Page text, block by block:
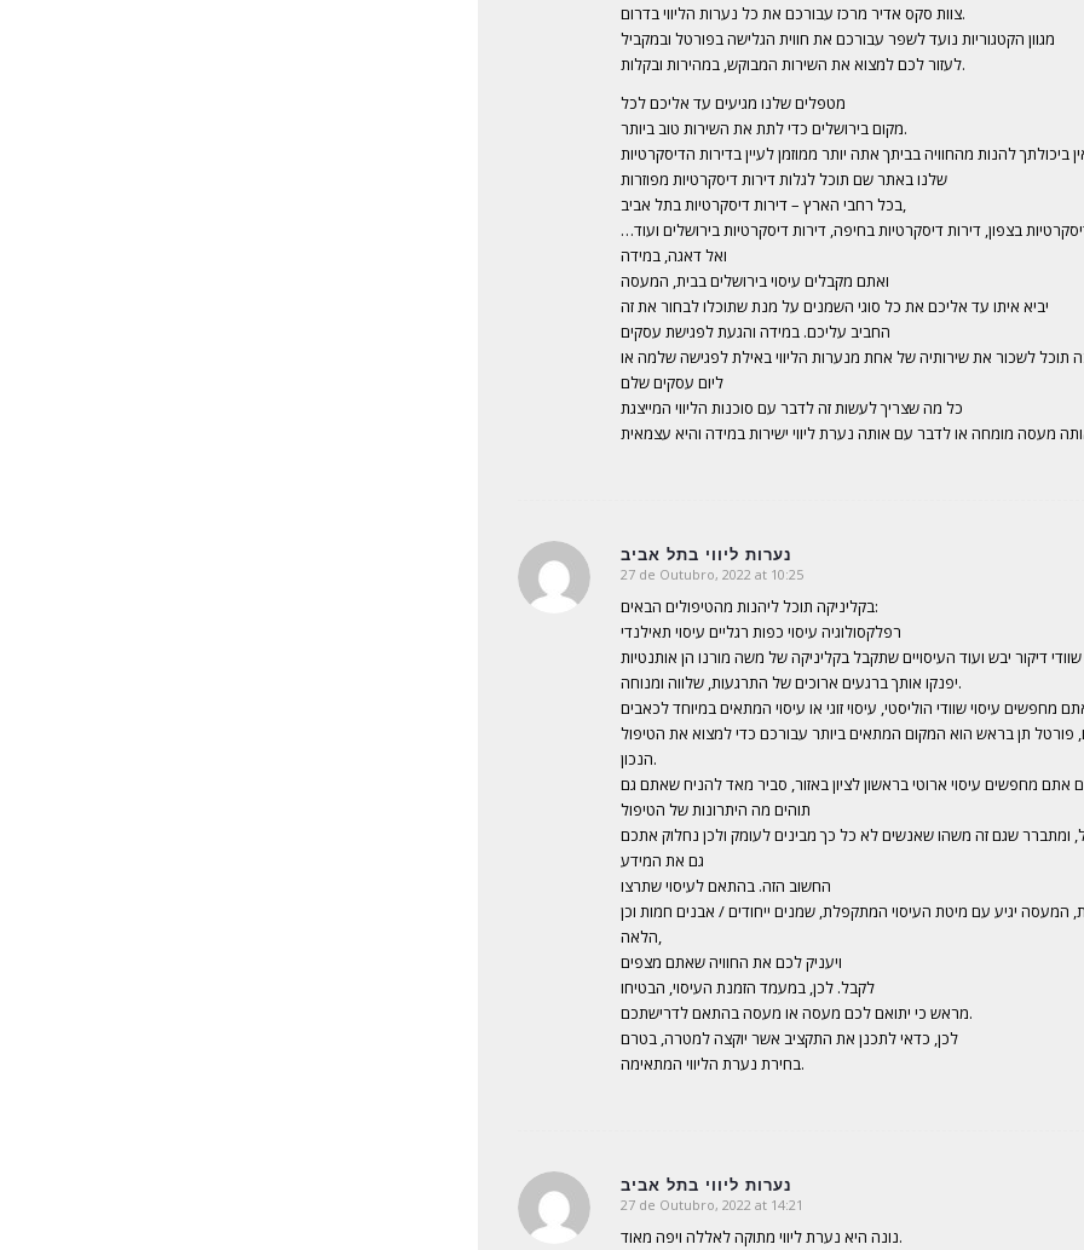
צוות סקס אדיר מרכז עבורכם את כל נערות הליווי בדרום.
מגוון הקטגוריות נועד לשפר עבורכם את חווית הגלישה בפורטל ובמקביל
לעזור לכם למצוא את השירות המבוקש, במהירות ובקלות.
מטפלים שלנו מגיעים עד אליכם לכל
מקום בירושלים כדי לתת את השירות טוב ביותר.
ביכולתך להנות מהחוויה בביתך אתה יותר ממוזמן לעיין בדירות הדיסקרטיות
שלנו באתר שם תוכל לגלות דירות דיסקרטיות מפוזרות
בכל רחבי הארץ – דירות דיסקרטיות בתל אביב,
בצפון, דירות דיסקרטיות בחיפה, דירות דיסקרטיות בירושלים ועוד…
ואל דאגה, במידה
ואתם מקבלים עיסוי בירושלים בבית, המעסה
יביא איתו עד אליכם את כל סוגי השמנים על מנת שתוכלו לבחור את זה
החביב עליכם. במידה והגעת לפגישת עסקים
תוכל לשכור את שירותיה של אחת מנערות הליווי באילת לפגישה שלמה או
ליום עסקים שלם
כל מה שצריך לעשות זה לדבר עם סוכנות הליווי המייצגת
נערות ליווי בתל אביב
says:
27 de Outubro, 2022 at 10:25
בקליניקה תוכל ליהנות מהטיפולים הבאים:
רפלקסולוגיה עיסוי כפות רגליים עיסוי תאילנדי
יפנקו אותך ברגעים ארוכים של התרגעות, שלווה ומנוחה.
מחפשים עיסוי שוודי הוליסטי, עיסוי זוגי או עיסוי המתאים במיוחד לכאבים
פורטל תן בראש הוא המקום המתאים ביותר עבורכם כדי למצוא את הטיפול
הנכון.
אתם מחפשים עיסוי ארוטי בראשון לציון באזור, סביר מאד להניח שאתם גם
תוהים מה היתרונות של הטיפול
ומתברר שגם זה משהו שאנשים לא כל כך מבינים לעומק ולכן נחלוק אתכם
גם את המידע
החשוב הזה. בהתאם לעיסוי שתרצו
המעסה יגיע עם מיטת העיסוי המתקפלת, שמנים ייחודים / אבנים חמות וכן
הלאה,
ויעניק לכם את החוויה שאתם מצפים
לקבל. לכן, במעמד הזמנת העיסוי, הבטיחו
מראש כי יתואם לכם מעסה או מעסה בהתאם לדרישתכם.
לכן, כדאי לתכנן את התקציב אשר יוקצה למטרה, בטרם
בחירת נערת הליווי המתאימה.
נערות ליווי בתל אביב
says:
27 de Outubro, 2022 at 14:21
נונה היא נערת ליווי מתוקה לאללה ויפה מאוד.